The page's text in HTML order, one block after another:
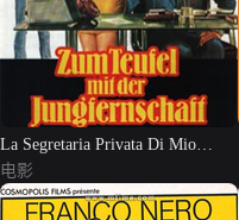
La Segretaria Privata Di Mio
Padre
电影